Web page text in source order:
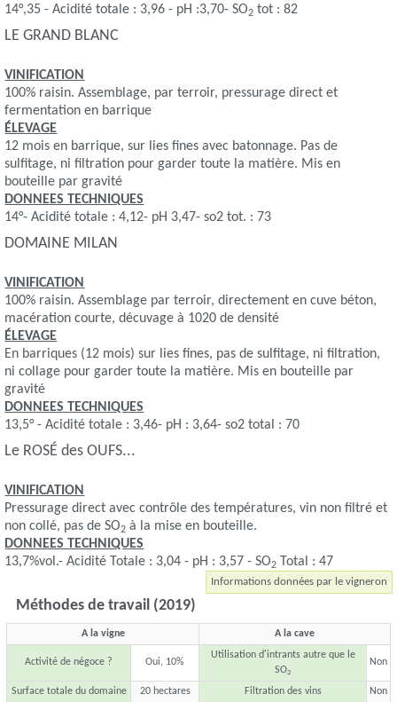
14°,35 - Acidité totale : 3,96 - pH :3,70- SO2 tot : 82
LE GRAND BLANC
VINIFICATION
100% raisin. Assemblage, par terroir, pressurage direct et
fermentation en barrique
ÉLEVAGE
12 mois en barrique, sur lies fines avec batonnage. Pas de
sulfitage, ni filtration pour garder toute la matière. Mis en
bouteille par gravité
DONNEES TECHNIQUES
14°- Acidité totale : 4,12- pH 3,47- so2 tot. : 73
DOMAINE MILAN
VINIFICATION
100% raisin. Assemblage par terroir, directement en cuve béton,
macération courte, décuvage à 1020 de densité
ÉLEVAGE
En barriques (12 mois) sur lies fines, pas de sulfitage, ni filtration,
ni collage pour garder toute la matière. Mis en bouteille par
gravité
DONNEES TECHNIQUES
13,5° - Acidité totale : 3,46- pH : 3,64- so2 total : 70
Le ROSÉ des OUFS...
VINIFICATION
Pressurage direct avec contrôle des températures, vin non filtré et
non collé, pas de SO2 à la mise en bouteille.
DONNEES TECHNIQUES
13,7%vol.- Acidité Totale : 3,04 - pH : 3,57 - SO2 Total : 47
Informations données par le vigneron
Méthodes de travail (2019)
A la vigne A la cave
Activité de négoce ? Oui, 10%
Utilisation d'intrants autre que le
SO2
Non
Surface totale du domaine 20 hectares Filtration des vins Non